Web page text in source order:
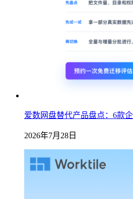
爱数网盘替代产品盘点：6款
2026年7月28日